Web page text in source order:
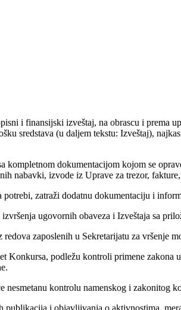
i finansijski izveštaj, na obrascu i prema
sredstava (u daljem tekstu: Izveštaj),
kompletnom dokumentacijom kojom se
nabavki, izvode iz Uprave za trezor,
potrebi, zatraži dodatnu dokumentaciju i
ugovornih obaveza i Izveštaja sa
zaposlenih u Sekretarijatu za vršenje
Konkursa, podležu kontroli primene
kontrolu namenskog i zakonitog
i objavljivanja o aktivnostima,